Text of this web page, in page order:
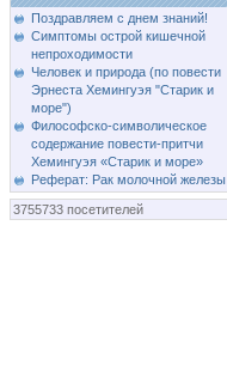
Поздравляем с днем знаний!
Симптомы острой кишечной
непроходимости
Человек и природа (по повести
Эрнеста Хемингуэя "Старик и
море")
Философско-символическое
содержание повести-притчи
Хемингуэя «Старик и море»
Реферат: Рак молочной железы
3755733 посетителей